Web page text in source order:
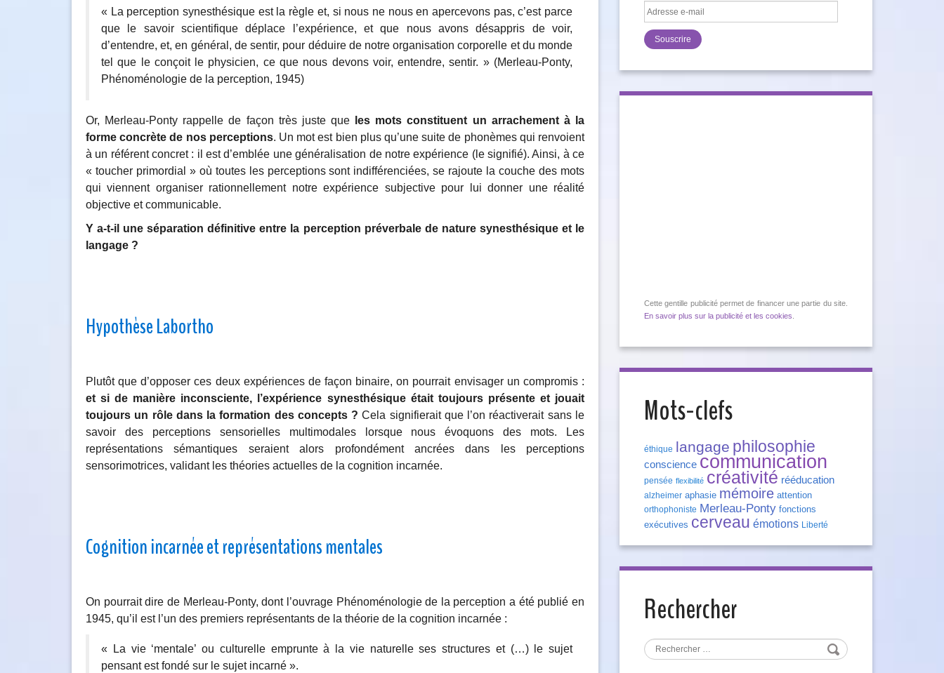
« La perception synesthésique est la règle et, si nous ne nous en apercevons pas, c’est parce
que le savoir scientifique déplace l’expérience, et que nous avons désappris de voir,
d’entendre, et, en général, de sentir, pour déduire de notre organisation corporelle et du monde
tel que le conçoit le physicien, ce que nous devons voir, entendre, sentir. » (Merleau-Ponty,
Phénoménologie de la perception, 1945)
Or, Merleau-Ponty rappelle de façon très juste que les mots constituent un arrachement à la
forme concrète de nos perceptions. Un mot est bien plus qu’une suite de phonèmes qui renvoient
à un référent concret : il est d’emblée une généralisation de notre expérience (le signifié). Ainsi, à ce
« toucher primordial » où toutes les perceptions sont indifférenciées, se rajoute la couche des mots
qui viennent organiser rationnellement notre expérience subjective pour lui donner une réalité
objective et communicable.
Y a-t-il une séparation définitive entre la perception préverbale de nature synesthésique et le
langage ?
Hypothèse Labortho
Plutôt que d’opposer ces deux expériences de façon binaire, on pourrait envisager un compromis :
et si de manière inconsciente, l’expérience synesthésique était toujours présente et jouait
toujours un rôle dans la formation des concepts ? Cela signifierait que l’on réactiverait sans le
savoir des perceptions sensorielles multimodales lorsque nous évoquons des mots. Les
représentations sémantiques seraient alors profondément ancrées dans les perceptions
sensorimotrices, validant les théories actuelles de la cognition incarnée.
Cognition incarnée et représentations mentales
On pourrait dire de Merleau-Ponty, dont l’ouvrage Phénoménologie de la perception a été publié en
1945, qu’il est l’un des premiers représentants de la théorie de la cognition incarnée :
« La vie ‘mentale’ ou culturelle emprunte à la vie naturelle ses structures et (…) le sujet
pensant est fondé sur le sujet incarné ».
Adresse
e-
mail
Cette gentille publicité permet de financer une partie du site.
En savoir plus sur la publicité et les cookies
Mots-clefs
éthique langage philosophie
conscience communication
pensée flexibilité créativité rééducation
alzheimer aphasie mémoire attention
orthophoniste Merleau-Ponty fonctions
exécutives cerveau émotions Liberté
Rechercher